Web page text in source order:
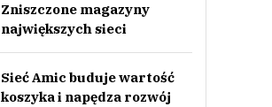
Zniszczone magazyny
największych sieci
Sieć Amic buduje wartość
koszyka i napędza rozwój